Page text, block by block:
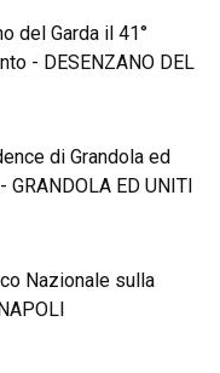
del Garda il 41°
- DESENZANO DEL
di Grandola ed
ED UNITI
Nazionale sulla